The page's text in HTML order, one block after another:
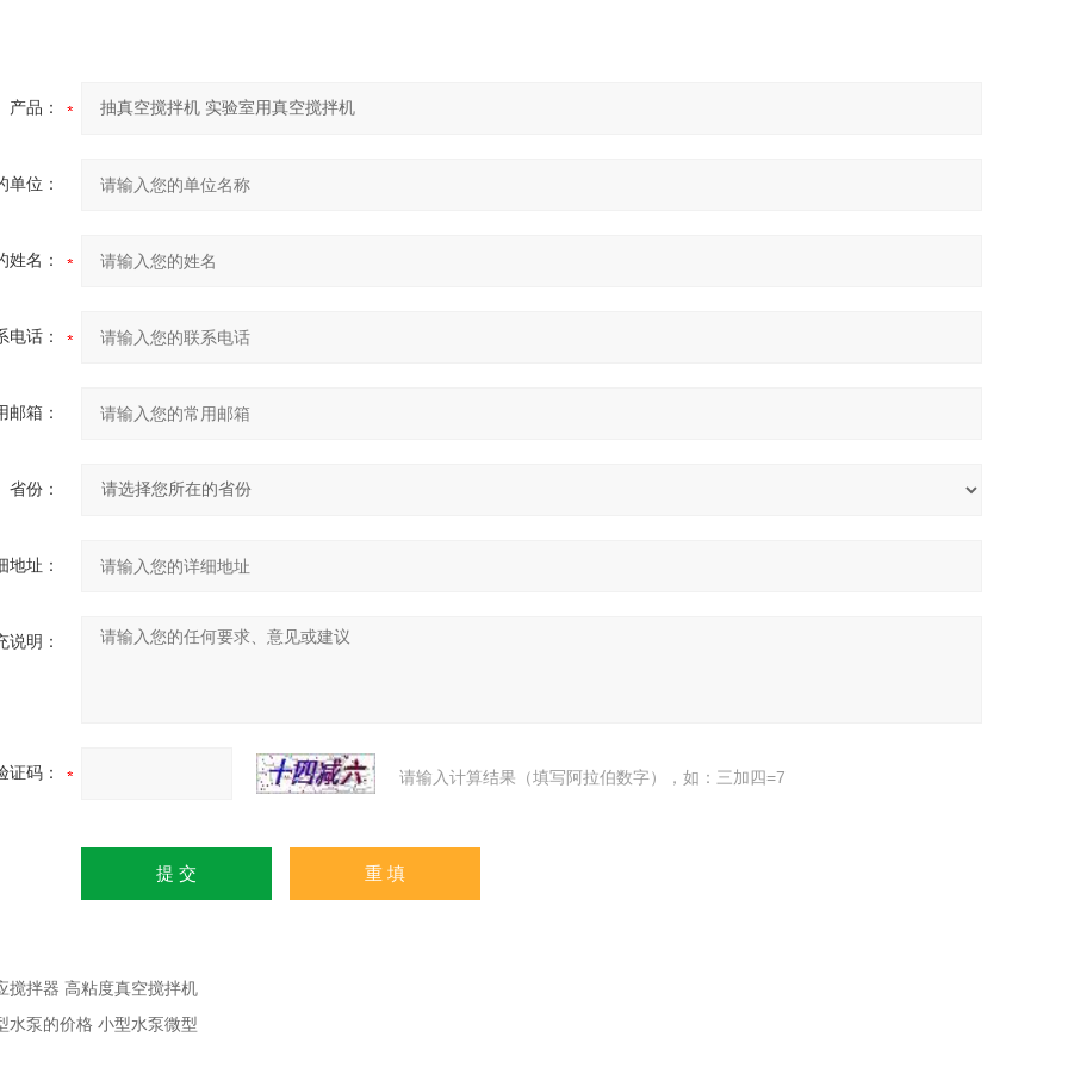
产品：
单位：
姓名：
电话：
邮箱：
省份：
地址：
说明：
证码： 请输入计算结果（填写阿拉伯数字），如：三加四=7
搅拌器 高粘度真空搅拌机
水泵的价格 小型水泵微型